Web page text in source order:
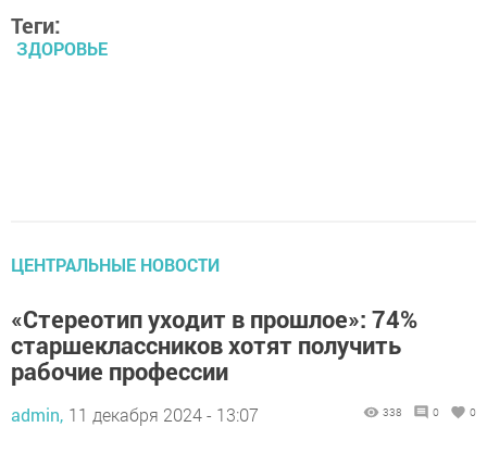
Теги:
ЗДОРОВЬЕ
ЦЕНТРАЛЬНЫЕ НОВОСТИ
«Стереотип уходит в прошлое»: 74%
старшеклассников хотят получить
рабочие профессии
admin, 11 декабря 2024 - 13:07 338 0 0